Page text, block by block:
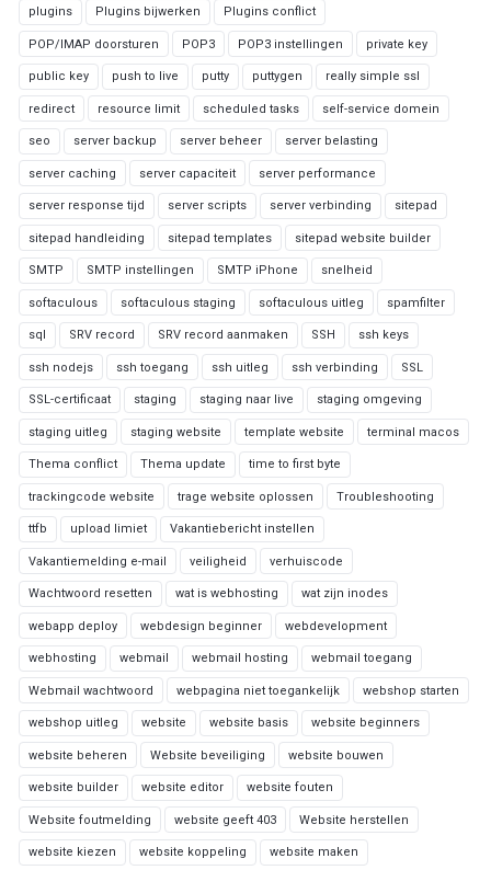
plugins Plugins bijwerken Plugins conflict
POP/IMAP doorsturen POP3 POP3 instellingen private key
public key push to live putty puttygen really simple ssl
redirect resource limit scheduled tasks self-service domein
seo server backup server beheer server belasting
server caching server capaciteit server performance
server response tijd server scripts server verbinding sitepad
sitepad handleiding sitepad templates sitepad website builder
SMTP SMTP instellingen SMTP iPhone snelheid
softaculous softaculous staging softaculous uitleg spamfilter
sql SRV record SRV record aanmaken SSH ssh keys
ssh nodejs ssh toegang ssh uitleg ssh verbinding SSL
SSL-certificaat staging staging naar live staging omgeving
staging uitleg staging website template website terminal macos
Thema conflict Thema update time to first byte
trackingcode website trage website oplossen Troubleshooting
ttfb upload limiet Vakantiebericht instellen
Vakantiemelding e-mail veiligheid verhuiscode
Wachtwoord resetten wat is webhosting wat zijn inodes
webapp deploy webdesign beginner webdevelopment
webhosting webmail webmail hosting webmail toegang
Webmail wachtwoord webpagina niet toegankelijk webshop starten
webshop uitleg website website basis website beginners
website beheren Website beveiliging website bouwen
website builder website editor website fouten
Website foutmelding website geeft 403 Website herstellen
website kiezen website koppeling website maken